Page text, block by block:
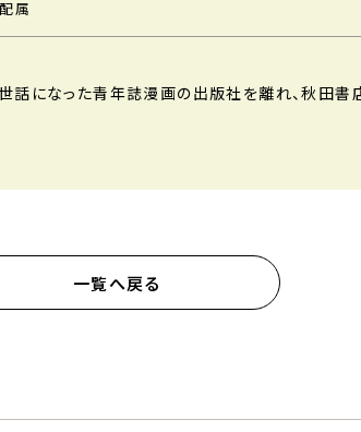
属
話になった青年誌漫画の出版社を離れ、秋田書
一覧へ戻る